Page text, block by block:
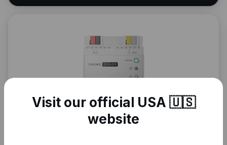
Brauchen Sie eine
Visit our official USA 🇺🇸
website